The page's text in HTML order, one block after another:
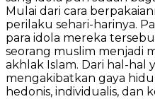
Mulai dari cara
perilaku sehari-harinya.
para idola mereka
seorang muslim menjadi
akhlak Islam. Dari hal-hal
mengakibatkan gaya
hedonis, individualis, dan